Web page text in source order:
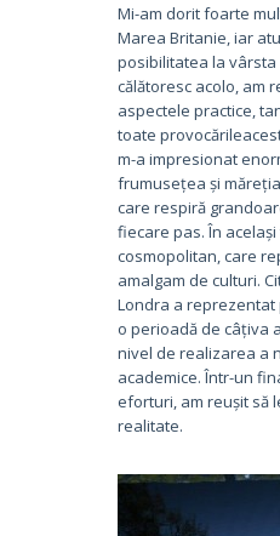
Mi-am dorit foarte
Marea Britanie, iar
posibilitatea la vârsta
călătoresc acolo, am
aspectele practice,
toate
m-a impresionat
frumusețea și
care respiră
fiecare pas. În
cosmopolitan, care
amalgam de culturi.
Londra a
o perioadă de câțiva
nivel de realizarea a
academice. Într-un
eforturi, am reușit să
realitate.